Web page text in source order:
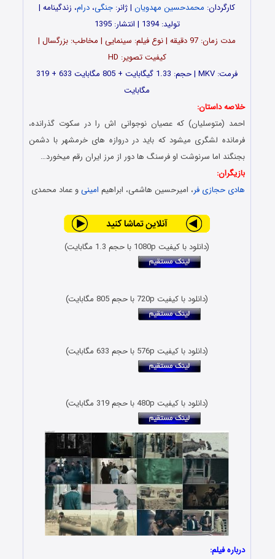
کارگردان: محمدحسین مهدویان | ژانر: جنگی، درام، زندگینامه |
تولید: 1394 | انتشار: 1395
مدت زمان: 97 دقیقه | نوع فیلم: سینمایی | مخاطب: بزرگسال |
کیفیت تصویر: HD
فرمت: MKV | حجم: 1.33 گیگابایت + 805 مگابایت 633 + 319
مگابایت
خلاصه داستان:
احمد (متوسلیان) که عصیان نوجوانی اش را در سکوت گذرانده،
فرمانده لشگری میشود که باید در دروازه های خرمشهر با دشمن
بجنگند اما سرنوشت او فرسنگ ها دور از مرز ایران رقم میخورد…
بازیگران:
هادی حجازی فر، امیرحسین هاشمی، ابراهیم امینیو عماد محمدی
(دانلود با کیفیت 1080p با حجم 1.3 مگابایت)
(دانلود با کیفیت 720p با حجم 805 مگابایت)
(دانلود با کیفیت 576p با حجم 633 مگابایت)
(دانلود با کیفیت 480p با حجم 319 مگابایت)
درباره فیلم: